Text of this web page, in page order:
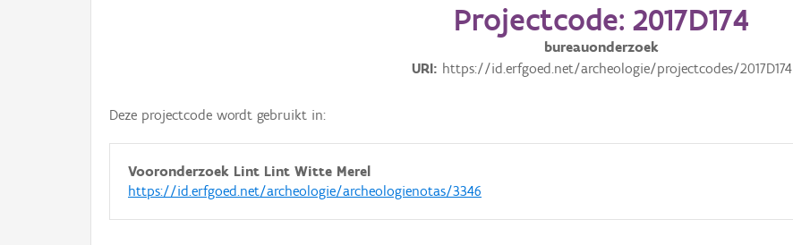
Projectcode: 2017D174
bureauonderzoek
URI
https://id.erfgoed.net/archeologie/projectcodes/2017D174
Deze projectcode wordt gebruikt in:
Vooronderzoek Lint Lint Witte Merel
https://id.erfgoed.net/archeologie/archeologienotas/3346